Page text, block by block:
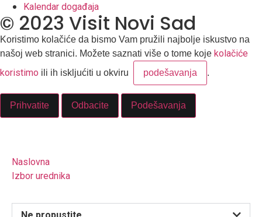
Kalendar događaja
© 2023 Visit Novi Sad
Koristimo kolačiće da bismo Vam pružili najbolje iskustvo na
našoj web stranici. Možete saznati više o tome koje kolačiće
koristimo ili ih iskljućiti u okviru podešavanja .
Prihvatite Odbacite Podešavanja
Naslovna
Izbor urednika